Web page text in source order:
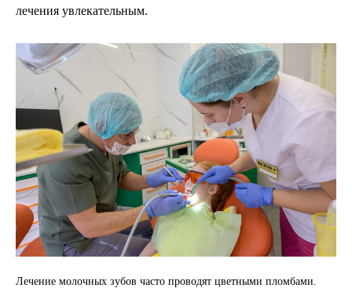
лечения увлекательным.
Лечение молочных зубов часто проводят цветными пломбами.